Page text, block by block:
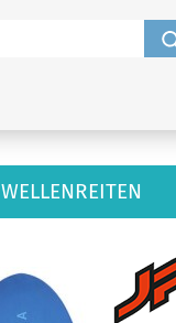
WELLENREITEN